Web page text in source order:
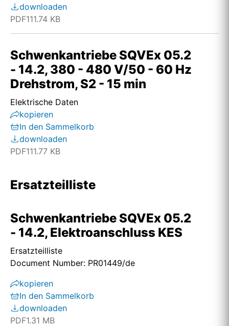
downloaden
PDF111.74 KB
Schwenkantriebe SQVEx 05.2
- 14.2, 380 - 480 V/50 - 60 Hz
Drehstrom, S2 - 15 min
Elektrische Daten
kopieren
In den Sammelkorb
downloaden
PDF111.77 KB
Ersatzteilliste
Schwenkantriebe SQVEx 05.2
- 14.2, Elektroanschluss KES
Ersatzteilliste
Document Number: PR01449/de
kopieren
In den Sammelkorb
downloaden
PDF1.31 MB